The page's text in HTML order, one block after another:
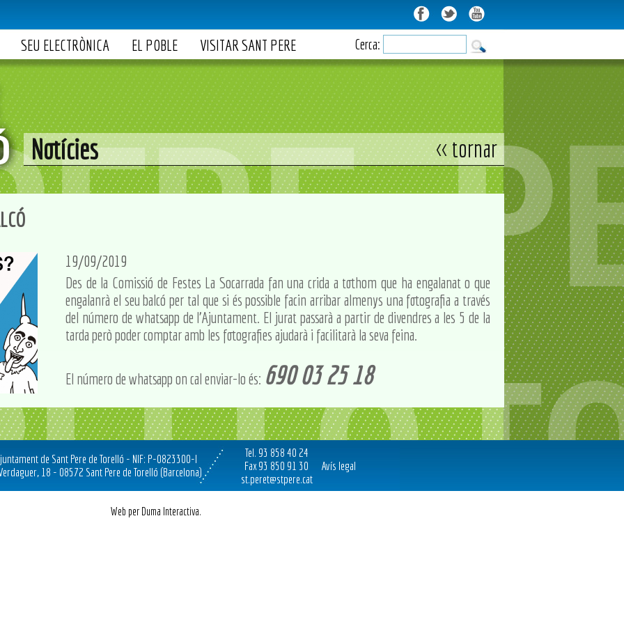
SEU ELECTRÒNICA EL POBLE VISITAR SANT PERE Cerca:
Notícies << tornar
19/09/2019
Des de la Comissió de Festes La Socarrada fan una crida a tothom que ha engalanat o que
engalanrà el seu balcó per tal que si és possible facin arribar almenys una fotografia a través
del número de whatsapp de l'Ajuntament. El jurat passarà a partir de divendres a les 5 de la
tarda però poder comptar amb les fotografies ajudarà i facilitarà la seva feina.
El número de whatsapp on cal enviar-lo és: 690 03 25 18
de Sant Pere de Torelló - NIF: P-0823300-I
18 - 08572 Sant Pere de Torelló (Barcelona)
Tel. 93 858 40 24
Fax 93 850 91 30
st.peret@stpere.cat
Avís legal
Web per Duma Interactiva.